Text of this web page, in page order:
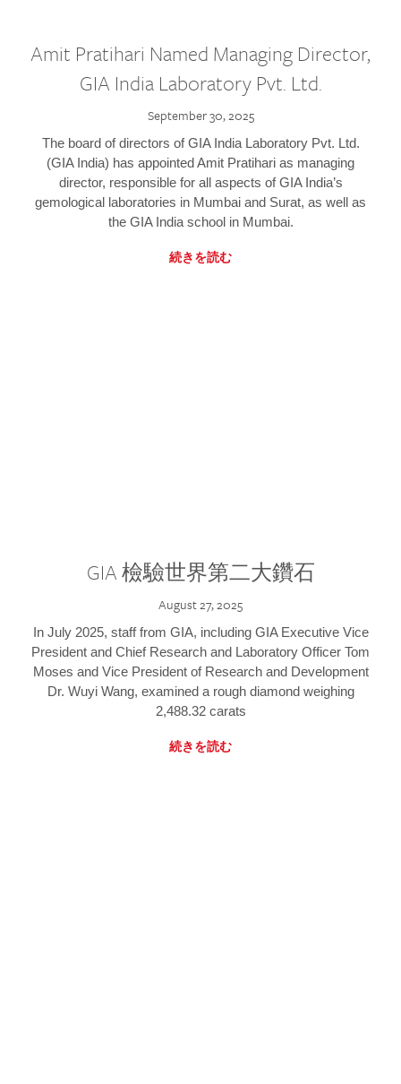
Amit Pratihari Named Managing Director,
GIA India Laboratory Pvt. Ltd.
September 30, 2025
The board of directors of GIA India Laboratory Pvt. Ltd.
(GIA India) has appointed Amit Pratihari as managing
director, responsible for all aspects of GIA India’s
gemological laboratories in Mumbai and Surat, as well as
the GIA India school in Mumbai.
続きを読む
GIA 檢驗世界第二大鑽石
August 27, 2025
In July 2025, staff from GIA, including GIA Executive Vice
President and Chief Research and Laboratory Officer Tom
Moses and Vice President of Research and Development
Dr. Wuyi Wang, examined a rough diamond weighing
2,488.32 carats
続きを読む